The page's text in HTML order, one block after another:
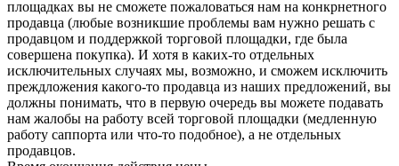
площадках вы не сможете пожаловаться нам на конкрнетного
продавца (любые возникшие проблемы вам нужно решать с
продавцом и поддержкой торговой площадки, где была
совершена покупка). И хотя в каких-то отдельных
исключительных случаях мы, возможно, и сможем исключить
преждложения какого-то продавца из наших предложений, вы
должны понимать, что в первую очередь вы можете подавать
нам жалобы на работу всей торговой площадки (медленную
работу саппорта или что-то подобное), а не отдельных
продавцов.